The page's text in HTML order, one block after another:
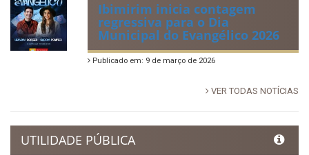
Ibimirim inicia contagem
regressiva para o Dia
Municipal do Evangélico 2026
Publicado em: 9 de março de 2026
VER TODAS NOTÍCIAS
UTILIDADE PÚBLICA